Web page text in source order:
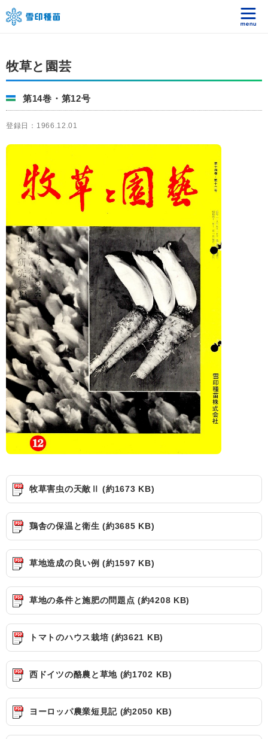
牧草と園芸
第14巻・第12号
登録日：1966.12.01
牧草害虫の天敵Ⅱ (約1673 KB)
鶏舎の保温と衛生 (約3685 KB)
草地造成の良い例 (約1597 KB)
草地の条件と施肥の問題点 (約4208 KB)
トマトのハウス栽培 (約3621 KB)
西ドイツの酪農と草地 (約1702 KB)
ヨーロッパ農業短見記 (約2050 KB)